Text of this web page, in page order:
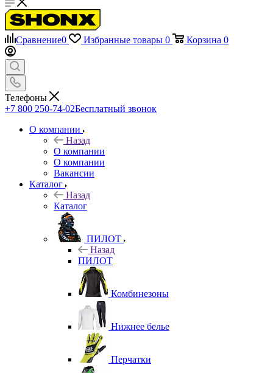
Сравнение0 Избранные товары 0 Корзина 0
Телефоны
+7 800 250-74-02Бесплатный звонок
О компании
Назад
О компании
О компании
Вакансии
Каталог
Назад
Каталог
ПИЛОТ
Назад
ПИЛОТ
Комбинезоны
Нижнее белье
Перчатки